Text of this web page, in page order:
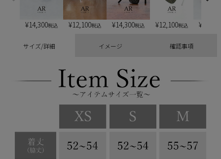
¥14,300税込 ¥12,100税込 ¥14,300税込 ¥12,100税込 ¥
サイズ/詳細 イメージ 確認事項